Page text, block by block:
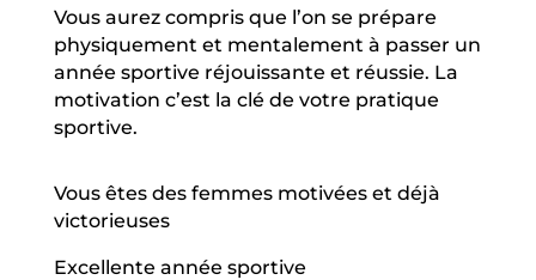
Vous aurez compris que l’on se prépare
physiquement et mentalement à passer un
année sportive réjouissante et réussie. La
motivation c’est la clé de votre pratique
sportive.
Vous êtes des femmes motivées et déjà
victorieuses
Excellente année sportive